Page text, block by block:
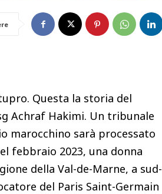
Questa la storia del
Achraf Hakimi. Un tribunale
marocchino sarà processato
febbraio 2023, una donna
della Val-de-Marne, a sud-
del Paris Saint-Germain